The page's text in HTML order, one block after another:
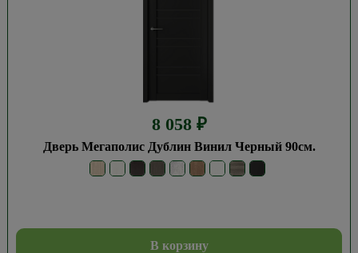
8 058 ₽
Дверь Мегаполис Дублин Винил Черный 90см.
В корзину